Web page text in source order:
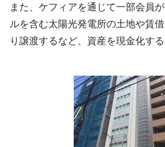
また、ケフィアを通じて一部会員
ルを含む太陽光発電所の土地や賃
り譲渡するなど、資産を現金化する